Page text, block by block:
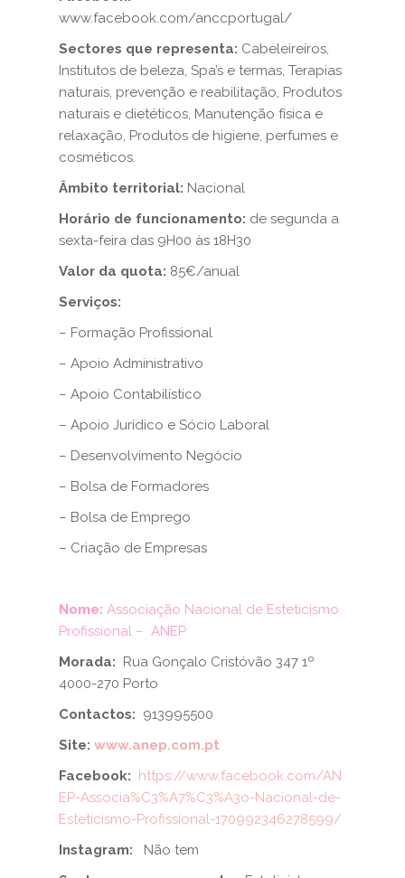
www.facebook.com/anccportugal/
Sectores que representa: Cabeleireiros,
Institutos de beleza, Spa’s e termas, Terapias
naturais, prevenção e reabilitação, Produtos
naturais e dietéticos, Manutenção física e
relaxação, Produtos de higiene, perfumes e
cosméticos.
Âmbito territorial: Nacional
Horário de funcionamento: de segunda a
sexta-feira das 9H00 às 18H30
Valor da quota: 85€/anual
Serviços:
– Formação Profissional
– Apoio Administrativo
– Apoio Contabilístico
– Apoio Jurídico e Sócio Laboral
– Desenvolvimento Negócio
– Bolsa de Formadores
– Bolsa de Emprego
– Criação de Empresas
Nome: Associação Nacional de Esteticismo
Profissional – ANEP
Morada: Rua Gonçalo Cristóvão 347 1º
4000-270 Porto
Contactos: 913995500
Site: www.anep.com.pt
Facebook: https://www.facebook.com/AN
EP-Associa%C3%A7%C3%A3o-Nacional-de-
Esteticismo-Profissional-170992346278599/
Instagram: Não tem